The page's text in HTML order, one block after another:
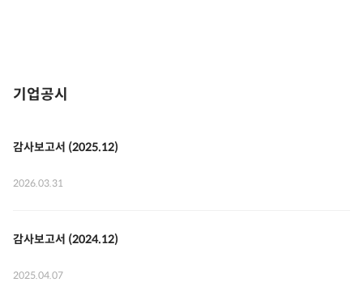
기업공시
감사보고서 (2025.12)
2026.03.31
감사보고서 (2024.12)
2025.04.07